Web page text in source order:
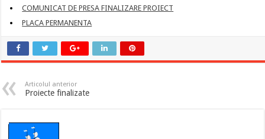
COMUNICAT DE PRESA FINALIZARE PROIECT
PLACA PERMANENTA
Articolul anterior
Proiecte finalizate